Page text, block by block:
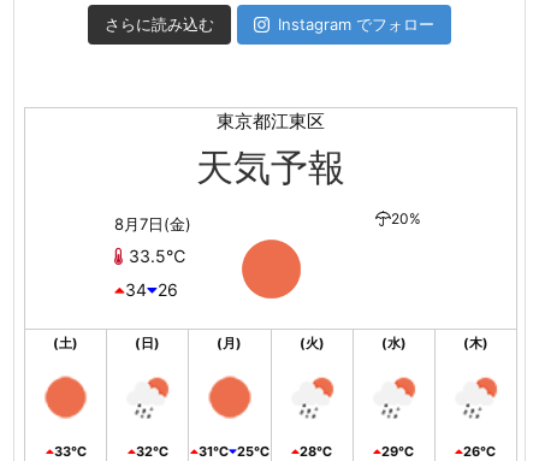
さらに読み込む Instagram でフォロー
東京都江東区
天気予報
8月7日(金)
33.5℃
34 26
20%
(土)
33℃
(日)
32℃
(月)
31℃ 25℃
(火)
28℃
(水)
29℃
(木)
26℃